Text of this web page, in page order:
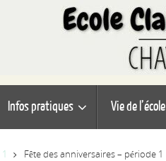
Infos pratiques Vie de l’école
Fête des anniversaires – période 1